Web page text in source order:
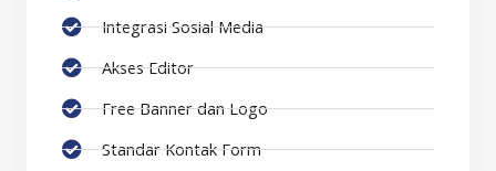
Integrasi Sosial Media
Akses Editor
Free Banner dan Logo
Standar Kontak Form